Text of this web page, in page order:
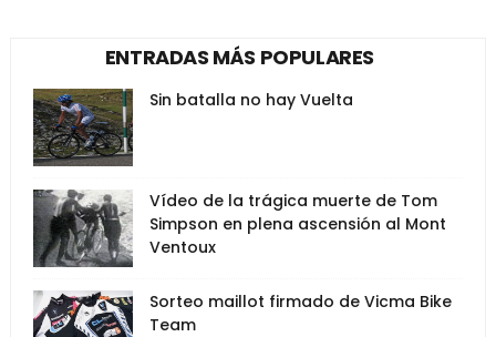
ENTRADAS MÁS POPULARES
Sin batalla no hay Vuelta
Vídeo de la trágica muerte de Tom
Simpson en plena ascensión al Mont
Ventoux
Sorteo maillot firmado de Vicma Bike
Team